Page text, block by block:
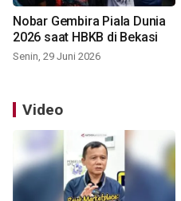
Nobar Gembira Piala Dunia
2026 saat HBKB di Bekasi
Senin, 29 Juni 2026
Video